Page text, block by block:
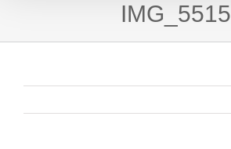
IMG_5515